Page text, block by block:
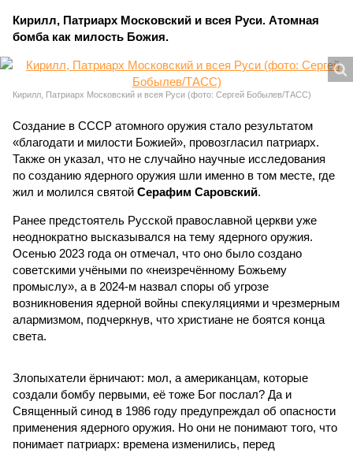
Кирилл, Патриарх Московский и всея Руси. Атомная
бомба как милость Божия.
Кирилл, Патриарх Московский и всея Руси (фото: Сергей Бобылев/ТАСС)
Создание в СССР атомного оружия стало результатом
«благодати и милости Божией», провозгласил патриарх.
Также он указал, что не случайно научные исследования
по созданию ядерного оружия шли именно в том месте, где
жил и молился святой Серафим Саровский.
Ранее предстоятель Русской православной церкви уже
неоднократно высказывался на тему ядерного оружия.
Осенью 2023 года он отмечал, что оно было создано
советскими учёными по «неизречённому Божьему
промыслу», а в 2024-м назвал споры об угрозе
возникновения ядерной войны спекуляциями и чрезмерным
алармизмом, подчеркнув, что христиане не боятся конца
света.
Злопыхатели ёрничают: мол, а американцам, которые
создали бомбу первыми, её тоже Бог послал? Да и
Священный синод в 1986 году предупреждал об опасности
применения ядерного оружия. Но они не понимают того, что
понимает патриарх: времена изменились, перед